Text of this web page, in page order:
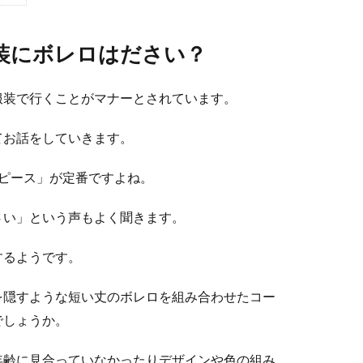
ボレロはださい？
で行くことがマナーとされています。
話をしていきます。
ス」が定番ですよね。
」という声もよく聞きます。
ようです。
すような短い丈のボレロを組み合わせたコー
ょうか。
に見合っていなかったりデザインや色の組み